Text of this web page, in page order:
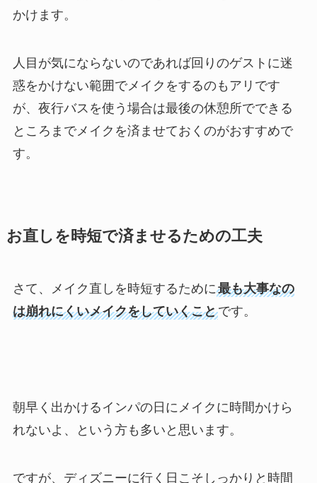
かけます。
人目が気にならないのであれば回りのゲストに迷
惑をかけない範囲でメイクをするのもアリです
が、夜行バスを使う場合は最後の休憩所でできる
ところまでメイクを済ませておくのがおすすめで
す。
お直しを時短で済ませるための工夫
さて、メイク直しを時短するために最も大事なの
は崩れにくいメイクをしていくことです。
朝早く出かけるインパの日にメイクに時間かけら
れないよ、という方も多いと思います。
ですが、ディズニーに行く日こそしっかりと時間